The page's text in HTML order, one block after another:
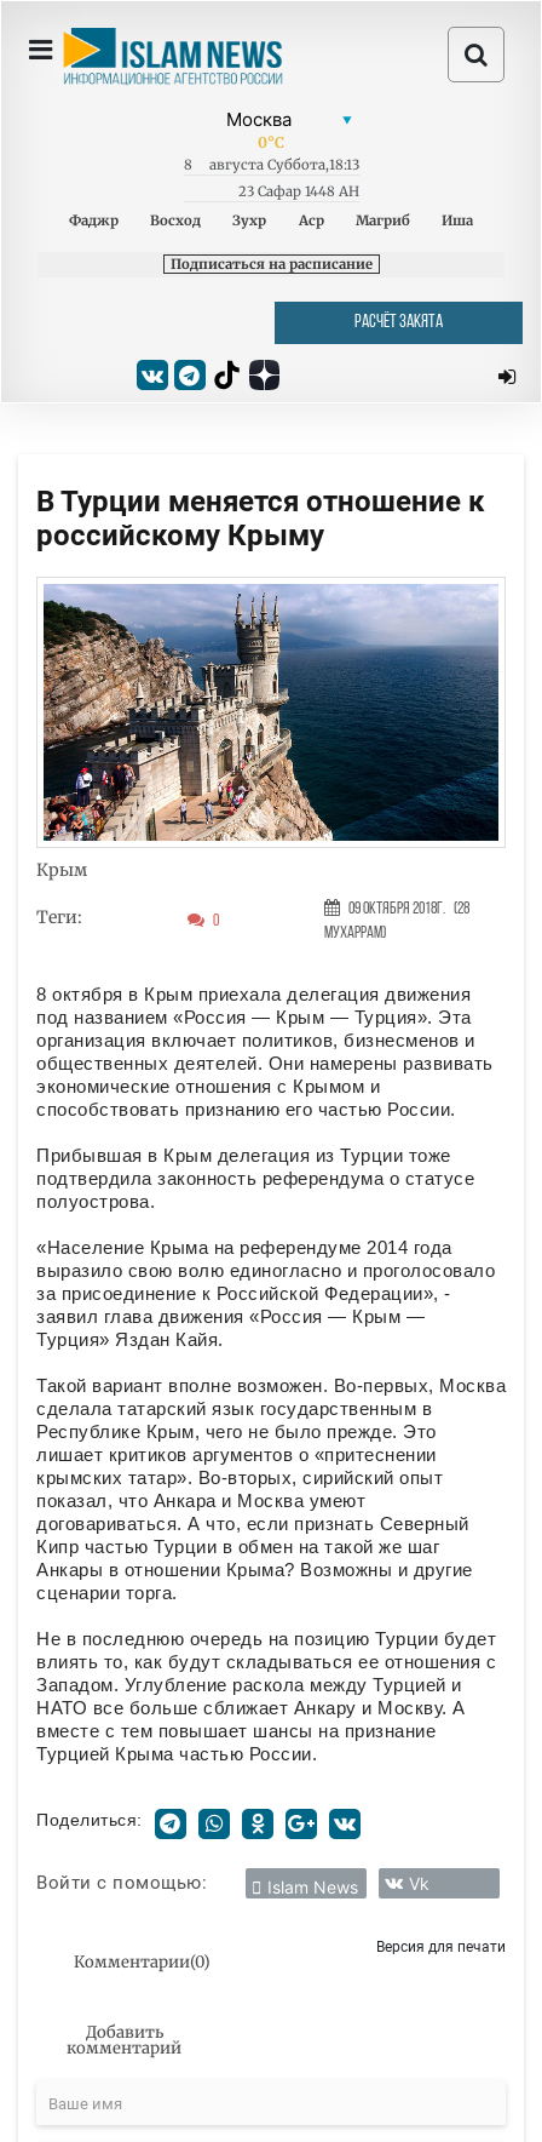
0°C
8 августа Суббота,18:13
23 Сафар 1448 AH
Фаджр
Восход Зухр Аср Магриб Иша
Подписаться на расписание
РАСЧЁТ ЗАКЯТА
В Турции меняется отношение к
российскому Крыму
Крым
Теги: 0
09 Октября 2018г.
(28
Мухаррам)
8 октября в Крым приехала делегация движения
под названием «Россия — Крым — Турция». Эта
организация включает политиков, бизнесменов и
общественных деятелей. Они намерены развивать
экономические отношения с Крымом и
способствовать признанию его частью России.
Прибывшая в Крым делегация из Турции тоже
подтвердила законность референдума о статусе
полуострова.
«Население Крыма на референдуме 2014 года
выразило свою волю единогласно и проголосовало
за присоединение к Российской Федерации», -
заявил глава движения «Россия — Крым —
Турция» Яздан Кайя.
Такой вариант вполне возможен. Во-первых, Москва
сделала татарский язык государственным в
Республике Крым, чего не было прежде. Это
лишает критиков аргументов о «притеснении
крымских татар». Во-вторых, сирийский опыт
показал, что Анкара и Москва умеют
договариваться. А что, если признать Северный
Кипр частью Турции в обмен на такой же шаг
Анкары в отношении Крыма? Возможны и другие
сценарии торга.
Не в последнюю очередь на позицию Турции будет
влиять то, как будут складываться ее отношения с
Западом. Углубление раскола между Турцией и
НАТО все больше сближает Анкару и Москву. А
вместе с тем повышает шансы на признание
Турцией Крыма частью России.
Поделиться:
Войти с помощью: Islam News Vk
Комментарии(0)
Версия для печати
Добавить
комментарий